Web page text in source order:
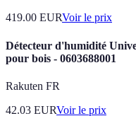
419.00 EURVoir le prix
Détecteur d'humidité
pour bois - 0603688001
Rakuten FR
42.03 EURVoir le prix